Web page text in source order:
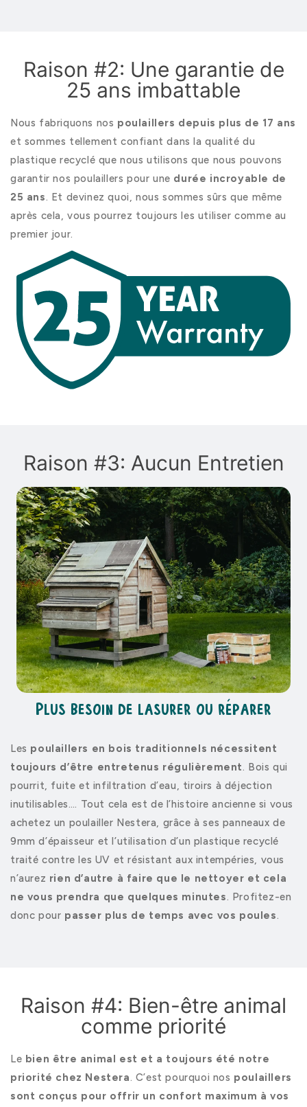
Raison #2: Une garantie de
25 ans imbattable
Nous fabriquons nos poulaillers depuis plus de 17 ans
et sommes tellement confiant dans la qualité du
plastique recyclé que nous utilisons que nous pouvons
garantir nos poulaillers pour une durée incroyable de
25 ans. Et devinez quoi, nous sommes sûrs que même
après cela, vous pourrez toujours les utiliser comme au
premier jour.
Raison #3: Aucun Entretien
Plus besoin de lasurer ou réparer
Les poulaillers en bois traditionnels nécessitent
toujours d’être entretenus régulièrement. Bois qui
pourrit, fuite et infiltration d’eau, tiroirs à déjection
inutilisables…. Tout cela est de l’histoire ancienne si vous
achetez un poulailler Nestera, grâce à ses panneaux de
9mm d’épaisseur et l’utilisation d’un plastique recyclé
traité contre les UV et résistant aux intempéries, vous
n’aurez rien d’autre à faire que le nettoyer et cela
ne vous prendra que quelques minutes. Profitez-en
donc pour passer plus de temps avec vos poules.
Raison #4: Bien-être animal
comme priorité
Le bien être animal est et a toujours été notre
priorité chez Nestera. C’est pourquoi nos poulaillers
sont conçus pour offrir un confort maximum à vos